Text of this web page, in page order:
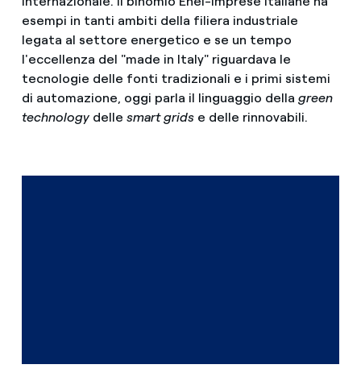
esempi in tanti ambiti della filiera industriale
legata al settore energetico e se un tempo
l'eccellenza del "made in Italy" riguardava le
tecnologie delle fonti tradizionali e i primi sistemi
di automazione, oggi parla il linguaggio della green
technologydelle smart gridse delle rinnovabili.